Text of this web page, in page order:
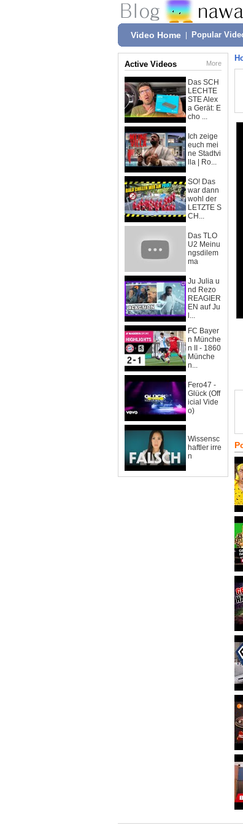
Video Home Popular
Active Videos More
Das SCH
LECHTE
STE Alex
a Gerät: E
cho ...
Ich zeige
euch mei
ne Stadtvi
lla | Ro...
SO! Das
war dann
wohl der
LETZTE S
CH...
Das TLO
U2 Meinu
ngsdilem
ma
Ju Julia u
nd Rezo
REAGIER
EN auf Ju
l...
FC Bayer
n Münche
n II - 1860
Münche
n...
Fero47 -
Glück (Off
icial Vide
o)
Wissensc
haftler irre
n